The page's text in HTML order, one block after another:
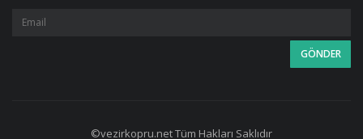
©vezirkopru.net Tüm Hakları Saklıdır